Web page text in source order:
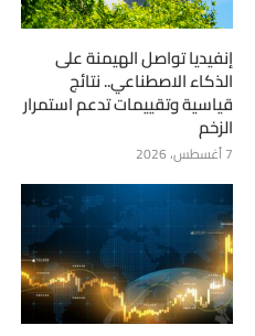
إنفيديا تواصل الهيمنة على
الذكاء الاصطناعي.. نتائج
قياسية وتقييمات تدعم استمرار
الزخم
7 أغسطس، 2026